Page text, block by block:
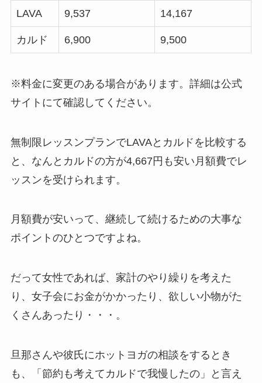
LAVA 9,537 14,167
カルド 6,900 9,500
※料金に変更のある場合があります。詳細は公式
サイトにて確認してください。
無制限レッスンプランでLAVAとカルドを比較する
と、なんと カルドの方が4,667円も安い月額費でレ
ッスンを受けられます。
月額費が安いって、継続して続けるための大事な
ポイントのひとつですよね。
だって女性であれば、家計のやり繰りを考えた
り、女子会にお金がかかったり、欲しい小物がた
くさんあったり・・・。
旦那さんや彼氏にホットヨガの相談をするとき
も、「節約も考えてカルドで我慢したの」と言え